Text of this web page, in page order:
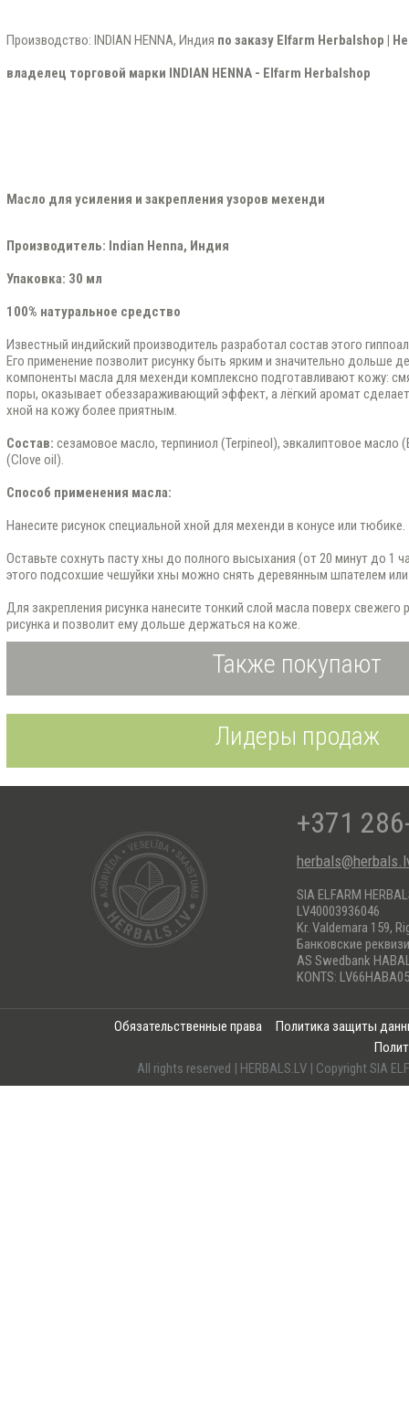
Производство: INDIAN HENNA, Индия по заказу Elfarm Herbalshop |
владелец торговой марки
INDIAN HENNA - Elfarm Herbalshop
Масло для усиления и закрепления узоров мехенди
Производитель: Indian Henna, Индия
Упаковка: 30 мл
100% натуральное средство
Известный индийский производитель разработал состав этого
Его применение позволит рисунку быть ярким и значительно дольше
компоненты масла для мехенди комплексно подготавливают кожу:
поры, оказывает обеззараживающий эффект, а лёгкий аромат сделает
хной на кожу более приятным.
Состав: сезамовое масло, терпиниол (Terpineol), эвкалиптовое масло
(Clove oil).
Способ применения масла:
Нанесите рисунок специальной хной для мехенди в конусе или тюбике.
Оставьте сохнуть пасту хны до полного высыхания (от 20 минут до 1
этого подсохшие чешуйки хны можно снять деревянным шпателем или
Для закрепления рисунка нанесите тонкий слой масла поверх свежего
рисунка и позволит ему дольше держаться на коже.
Также покупают
Лидеры продаж
+371
SIA ELFARM
LV40003936046
Kr. Valdemara 159,
Банковские
AS Swedbank
KONTS:
Обязательственные права
Политика защиты
All rights reserved | HERBALS.LV | Copyright SIA